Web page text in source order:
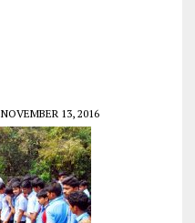
NOVEMBER 13, 2016